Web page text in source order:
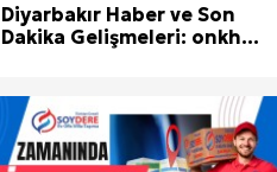
Diyarbakır Haber ve Son
Dakika Gelişmeleri: onkh...